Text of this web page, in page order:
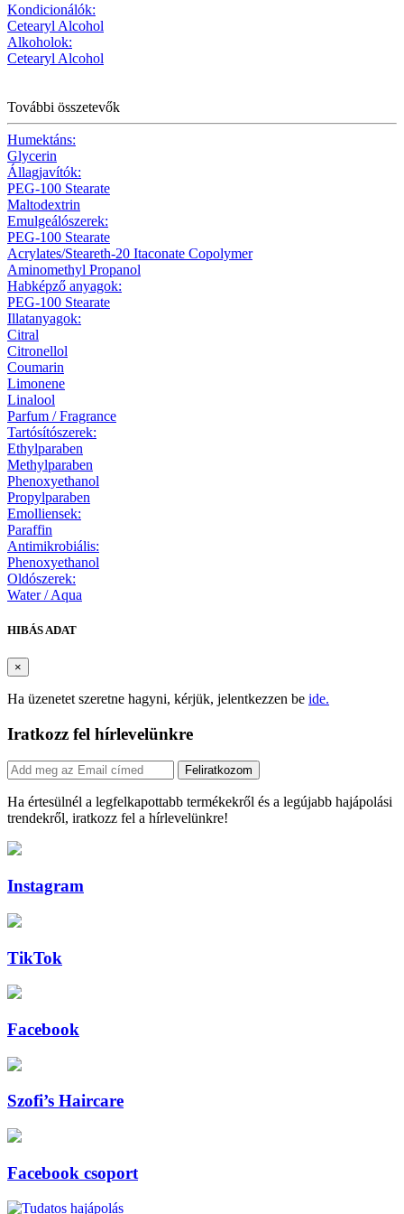
Kondicionálók:
Cetearyl Alcohol
Alkoholok:
Cetearyl Alcohol
További összetevők
Humektáns:
Glycerin
Állagjavítók:
PEG-100 Stearate
Maltodextrin
Emulgeálószerek:
PEG-100 Stearate
Acrylates/Steareth-20 Itaconate Copolymer
Aminomethyl Propanol
Habképző anyagok:
PEG-100 Stearate
Illatanyagok:
Citral
Citronellol
Coumarin
Limonene
Linalool
Parfum / Fragrance
Tartósítószerek:
Ethylparaben
Methylparaben
Phenoxyethanol
Propylparaben
Emolliensek:
Paraffin
Antimikrobiális:
Phenoxyethanol
Oldószerek:
Water / Aqua
HIBÁS ADAT
×
Ha üzenetet szeretne hagyni, kérjük, jelentkezzen be ide.
Iratkozz fel hírlevelünkre
Feliratkozom
Ha értesülnél a legfelkapottabb termékekről és a legújabb hajápolási
trendekről, iratkozz fel a hírlevelünkre!
Instagram
TikTok
Facebook
Szofi’s Haircare
Facebook csoport